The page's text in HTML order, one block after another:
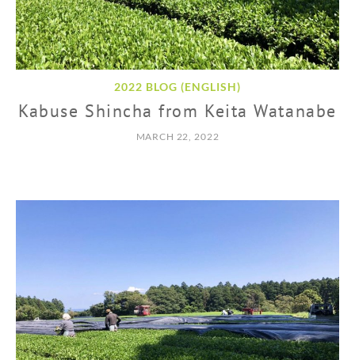
2022 BLOG (ENGLISH)
Kabuse Shincha from Keita Watanabe
MARCH 22, 2022